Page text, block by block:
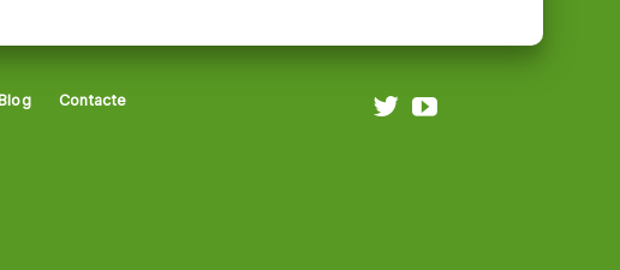
Blog Contacte